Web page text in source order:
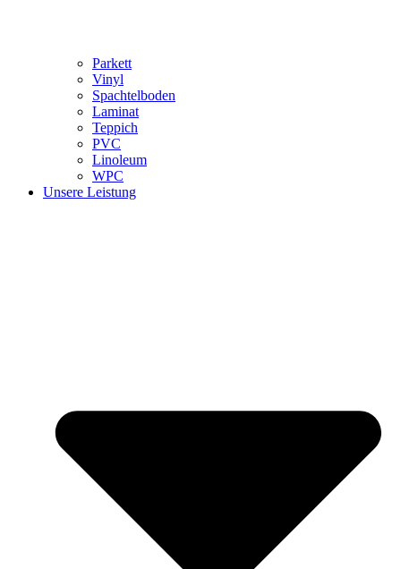
Parkett
Vinyl
Spachtelboden
Laminat
Teppich
PVC
Linoleum
WPC
Unsere Leistung